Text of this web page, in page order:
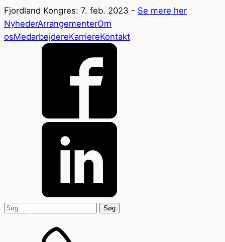
Fjordland Kongres: 7. feb. 2023 - Se mere her
NyhederArrangementerOm
osMedarbejdereKarriereKontakt
Søg